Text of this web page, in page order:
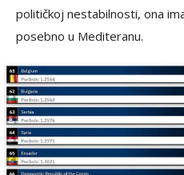
političkoj nestabilnosti, ona
posebno u Mediteranu.